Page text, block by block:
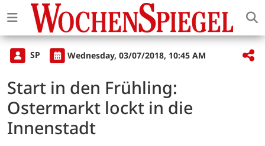
SP Wednesday, 03/07/2018, 10:45 AM
Start in den Frühling:
Ostermarkt lockt in die
Innenstadt